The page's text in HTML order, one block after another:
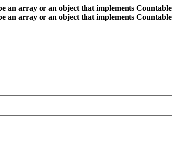
an array or an object that implements Countable
an array or an object that implements Countable